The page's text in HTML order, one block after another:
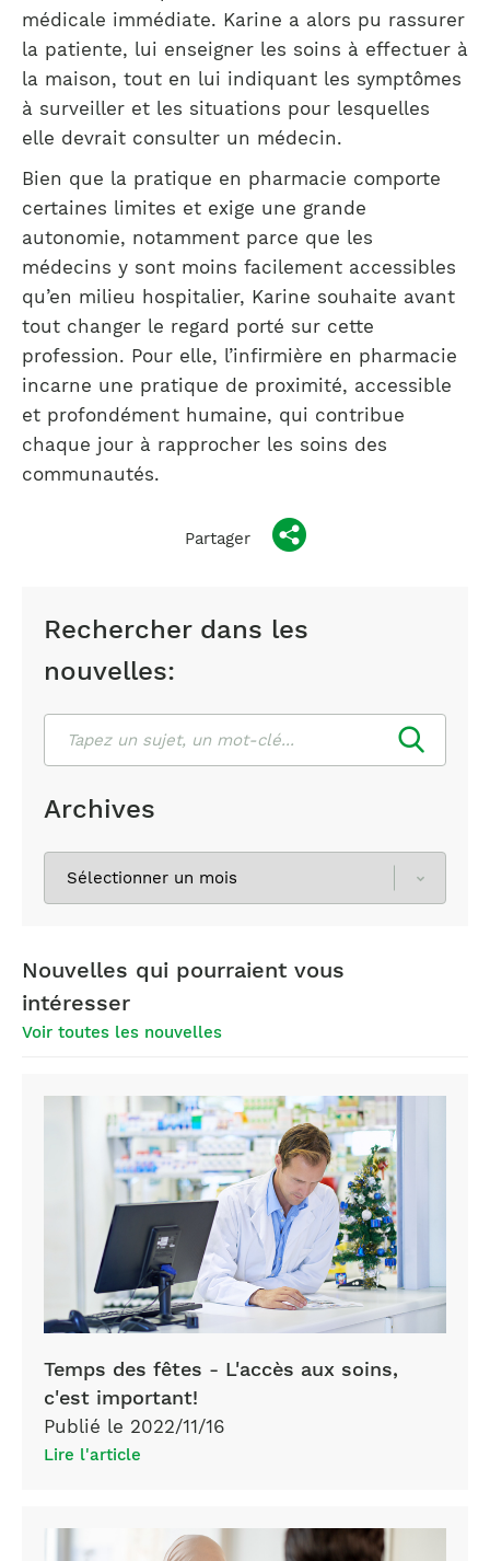
Rechercher dans les
nouvelles:
Archives
médicale immédiate. Karine a alors pu rassurer
la patiente, lui enseigner les soins à effectuer à
la maison, tout en lui indiquant les symptômes
à surveiller et les situations pour lesquelles
elle devrait consulter un médecin.
Bien que la pratique en pharmacie comporte
certaines limites et exige une grande
autonomie, notamment parce que les
médecins y sont moins facilement accessibles
qu’en milieu hospitalier, Karine souhaite avant
tout changer le regard porté sur cette
profession. Pour elle, l’infirmière en pharmacie
incarne une pratique de proximité, accessible
et profondément humaine, qui contribue
chaque jour à rapprocher les soins des
communautés.
Partager
Nouvelles qui pourraient vous
intéresser
Voir toutes les nouvelles
Temps des fêtes - L'accès aux soins,
c'est important!
Publié le 2022/11/16
Lire l'article